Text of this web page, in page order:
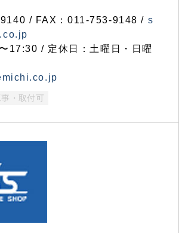
/ FAX：011-753-9148 / s
17:30 / 定休日：土曜日・日曜
事・取付可